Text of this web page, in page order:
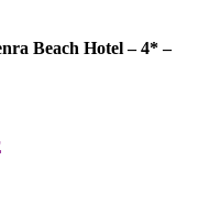
Beach Hotel – 4* –